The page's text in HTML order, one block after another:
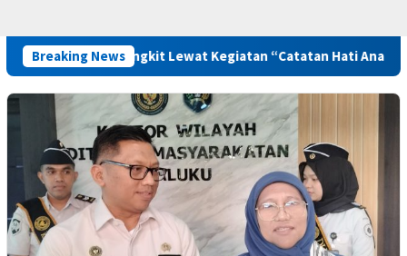
Breaking News
Diajak Bangkit Lewat Kegiatan “Catatan Hati Anak yang